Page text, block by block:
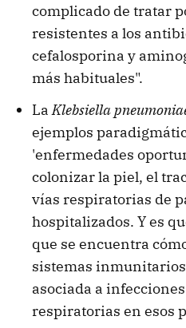
complicado de tratar
resistentes a los
cefalosporina y
más habituales".
LaKlebsiella
ejemplos
'enfermedades
colonizar la piel, el
vías respiratorias de
hospitalizados. Y es
que se encuentra
sistemas
asociada a
respiratorias en esos